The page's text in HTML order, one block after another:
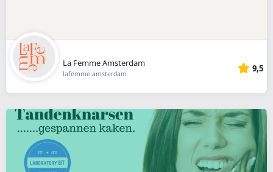
La Femme Amsterdam
lafemme.amsterdam 9,5